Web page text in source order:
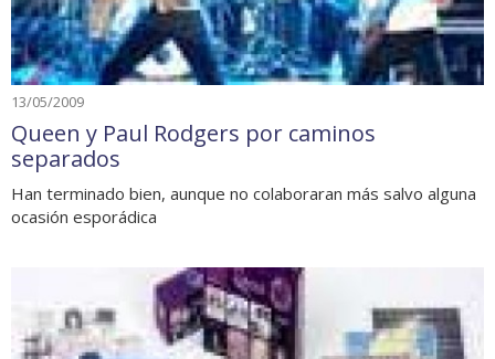
13/05/2009
Queen y Paul Rodgers por caminos
separados
Han terminado bien, aunque no colaboraran más salvo alguna
ocasión esporádica